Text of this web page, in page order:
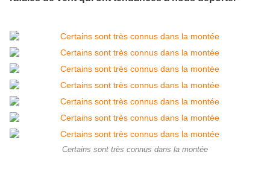
Certains sont très connus dans la montée